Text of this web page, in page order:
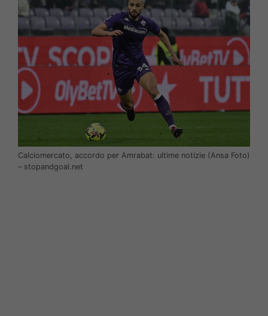
Calciomercato, accordo per Amrabat: ultime notizie (Ansa Foto)
– stopandgoal.net